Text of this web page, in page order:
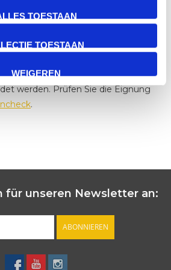
TOESTAAN
TOESTAAN
WEIGEREN
Einkaufskorbs: 8 kg
Produkt kann nicht mit jedem
werden. Prüfen Sie die Eignung
.
für unseren Newsletter an:
ABONNIEREN